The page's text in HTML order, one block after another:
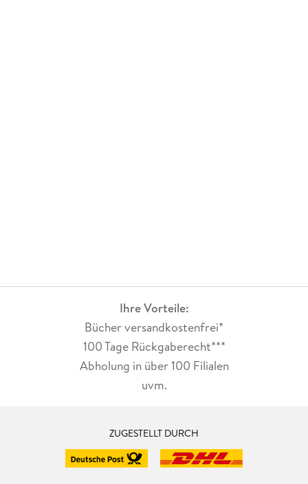
Ihre Vorteile:
Bücher versandkostenfrei*
100 Tage Rückgaberecht***
Abholung in über 100 Filialen
uvm.
ZUGESTELLT DURCH